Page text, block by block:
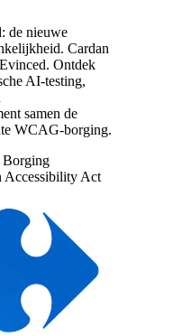
de nieuwe
Cardan
Ontdek
AI-testing,
samen de
WCAG-borging.
Borging
Accessibility Act